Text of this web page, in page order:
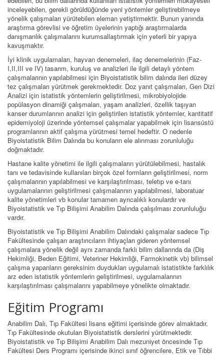
inceleyebilen, gerekli görüldüğünde yeni yöntemler geliştirebilmeye
yönelik çalışmaları yürütebilen eleman yetiştirmektir. Bunun yanında
araştırma görevlisi ve öğretim üyelerinin yaptığı araştırmalarda
danışmanlık çalışmalarını kurumsallaştırmak için yeterli bir yapıya
kavuşmaktır.
İyi klinik uygulamaları, hayvan denemeleri, ilaç denemelerinin (Faz-
I,II,III ve IV) tasarım, kuruluş ve analizleri ile ilgili detaylı yöntem
çalışmalarının yapılabilmesi için Biyoistatistik bilim dalında ileri düzey
tez çalışmaları yürütmek gerekmektedir. Doz yanıt çalışmaları, Gen Dizi
Analizi için istatistik yöntemlerin geliştirilmesi, mikrobiyolojide
popülasyon dinamiği çalışmaları, yaşam analizleri, özellik taşıyan
kanser durumlarının analizi için geliştirilen istatistik yöntemler, kantitatif
epidemiyoloji üzerinde yöntemsel çalışmalar yapabilmek için lisansüstü
programlarının aktif çalışma yürütmesi temel hedeftir. O nedenle
Biyoistatistik Bilim Dalında bu konuların ele alınması zorunluluğu
doğmaktadır.
Hastane kalite yönetimi ile ilgili çalışmaların yürütülebilmesi, hastalık
tanı ve tedavisinde kullanılan birçok özel formların geliştirilmesi, norm
çalışmalarının yapılabilmesi ve karşılaştırılması, teletıp ve e-tanı
uygulamalarının geliştirilmesi çalışmalarının yapılabilmesi, laboratuar
kalite yönetimleri vb konular tamamen ayrıcalıklı konulardır ve
Biyoistatistik ve Tıp Bilişimi Anabilim Dalında çalışılması zorunluluğu
vardır.
Biyoistatistik ve Tıp Bilişimi Anabilim Dalındaki çalışmalar sadece Tıp
Fakültesinde çalışan araştırıcıların ihtiyaçları gideren yöntemsel
çalışmalara yönelik değil aynı zamanda farklı bilim dallarında da (Diş
Hekimliği, Beden Eğitimi, Veteriner Hekimliği, Farmokinetik vb) bilimsel
çalışma yapanların gereksinim duydukları uygulamalı istatistikte farklılık
arz eden istatistik yöntemlerin geliştirilmesi, uygulamalarının
karşılaştırılması çalışmalarını yapabilmeye yönelikte olmaktadır.
Eğitim Programı
Anabilim Dalı, Tıp Fakültesi lisans eğitimi içerisinde görev almaktadır.
Tıp Fakültesinde okutulan Biyoistatistik derslerini yürütmektedir.
Biyoistatistik ve Tıp Bilişimi Anabilim Dalı mezuniyet öncesinde Tıp
Fakültesi Ders Programı içerisinde ikinci sınıf öğrencilere, Etik ve Tıbbi